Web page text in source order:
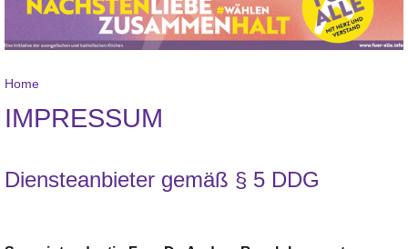
Home
IMPRESSUM
Diensteanbieter gemäß § 5 DDG